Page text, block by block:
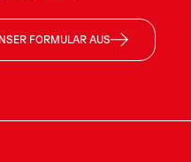
FORMULAR AUS